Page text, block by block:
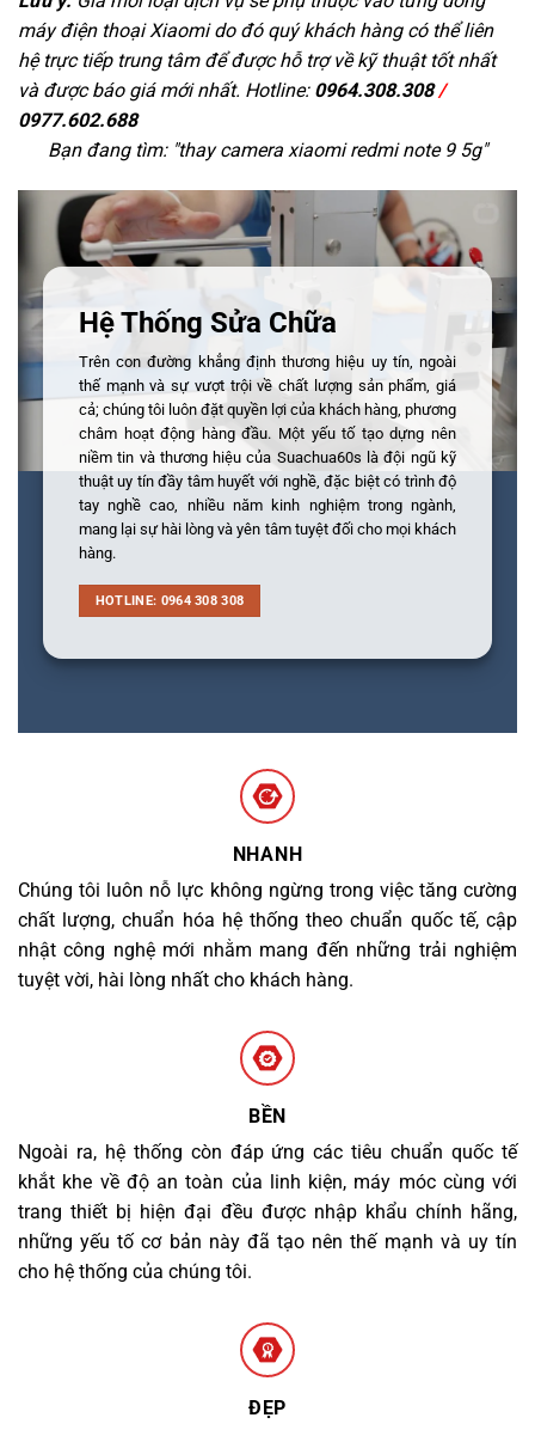
máy điện thoại Xiaomi do đó quý khách hàng có thể liên
hệ trực tiếp trung tâm để được hỗ trợ về kỹ thuật tốt nhất
và được báo giá mới nhất. Hotline: 0964.308.308/
0977.602.688
Bạn đang tìm: "thay camera xiaomi redmi note 9 5g"
Hệ Thống Sửa Chữa
Trên con đường khẳng định thương hiệu uy tín, ngoài
thế mạnh và sự vượt trội về chất lượng sản phẩm, giá
cả; chúng tôi luôn đặt quyền lợi của khách hàng, phương
châm hoạt động hàng đầu. Một yếu tố tạo dựng nên
niềm tin và thương hiệu của Suachua60s là đội ngũ kỹ
thuật uy tín đầy tâm huyết với nghề, đặc biệt có trình độ
tay nghề cao, nhiều năm kinh nghiệm trong ngành,
mang lại sự hài lòng và yên tâm tuyệt đối cho mọi khách
hàng.
HOTLINE: 0964 308 308
NHANH
Chúng tôi luôn nỗ lực không ngừng trong việc tăng cường
chất lượng, chuẩn hóa hệ thống theo chuẩn quốc tế, cập
nhật công nghệ mới nhằm mang đến những trải nghiệm
tuyệt vời, hài lòng nhất cho khách hàng.
BỀN
Ngoài ra, hệ thống còn đáp ứng các tiêu chuẩn quốc tế
khắt khe về độ an toàn của linh kiện, máy móc cùng với
trang thiết bị hiện đại đều được nhập khẩu chính hãng,
những yếu tố cơ bản này đã tạo nên thế mạnh và uy tín
cho hệ thống của chúng tôi.
ĐẸP